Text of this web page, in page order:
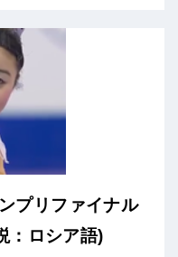
プリファイナル
ロシア語)